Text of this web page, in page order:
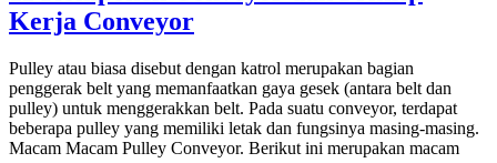
Kerja Conveyor
Pulley atau biasa disebut dengan katrol merupakan bagian
penggerak belt yang memanfaatkan gaya gesek (antara belt dan
pulley) untuk menggerakkan belt. Pada suatu conveyor, terdapat
beberapa pulley yang memiliki letak dan fungsinya masing-masing.
Macam Macam Pulley Conveyor. Berikut ini merupakan macam